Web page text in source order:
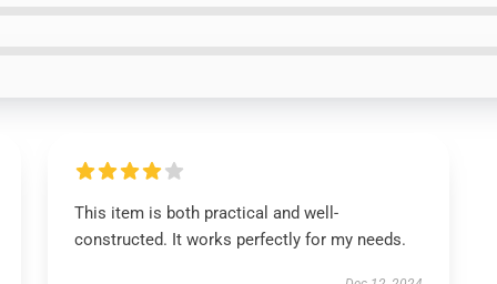
This item is both practical and well-
constructed. It works perfectly for my needs.